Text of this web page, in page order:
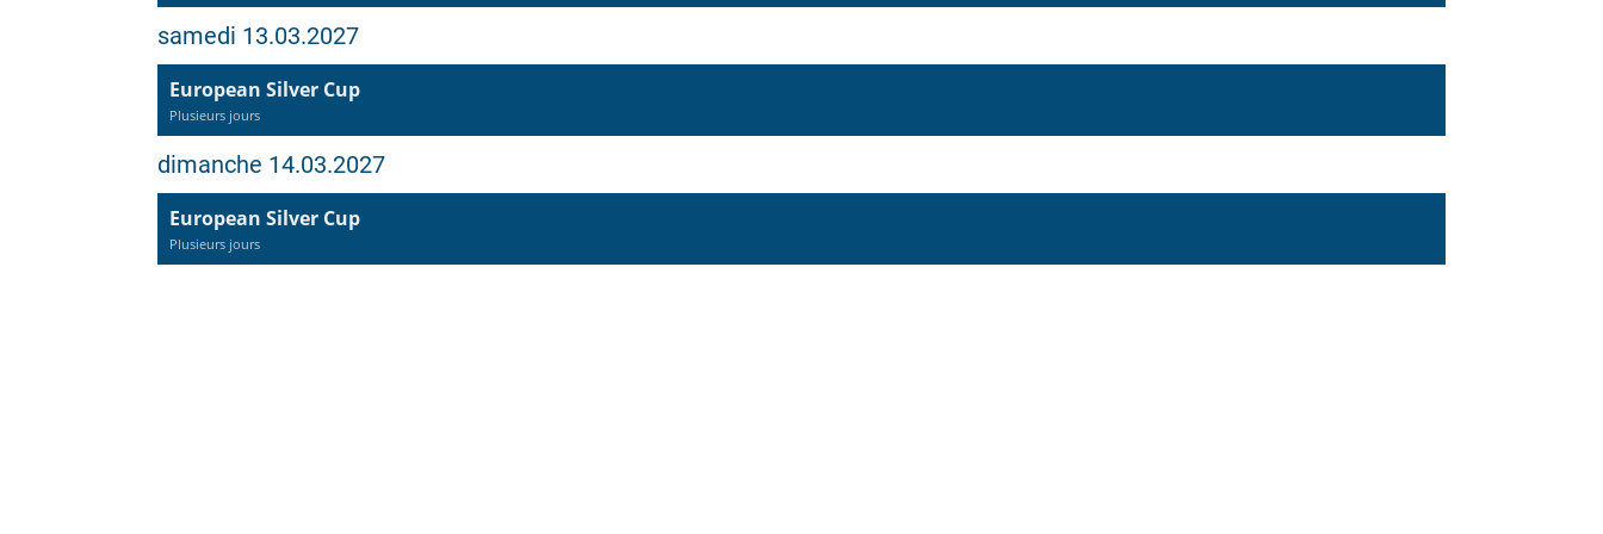
samedi 13.03.2027
European Silver Cup
Plusieurs jours
dimanche 14.03.2027
European Silver Cup
Plusieurs jours